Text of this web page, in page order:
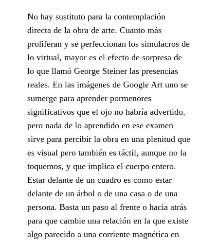
No hay sustituto para la contemplación
directa de la obra de arte. Cuanto más
proliferan y se perfeccionan los simulacros de
lo virtual, mayor es el efecto de sorpresa de
lo que llamó George Steiner las presencias
reales. En las imágenes de Google Art uno se
sumerge para aprender pormenores
significativos que el ojo no habría advertido,
pero nada de lo aprendido en ese examen
sirve para percibir la obra en una plenitud que
es visual pero también es táctil, aunque no la
toquemos, y que implica el cuerpo entero.
Estar delante de un cuadro es como estar
delante de un árbol o de una casa o de una
persona. Basta un paso al frente o hacia atrás
para que cambie una relación en la que existe
algo parecido a una corriente magnética en